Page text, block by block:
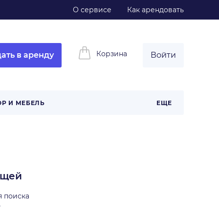
О сервисе Как арендовать
в аренду Корзина Войти
И МЕБЕЛЬ ЕЩЕ
поиска